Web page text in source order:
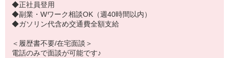
◆正社員登用
◆副業・Wワーク相談OK（週40時間以内）
◆ガソリン代含め交通費全額支給
＜履歴書不要/在宅面談＞
電話のみで面談が可能です♪